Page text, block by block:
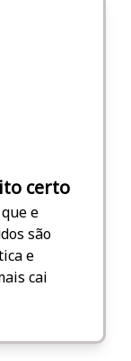
certo
e
são
e
cai